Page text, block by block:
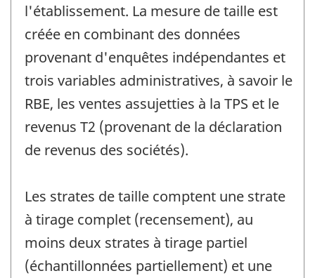
l'établissement. La mesure de taille est
créée en combinant des données
provenant d'enquêtes indépendantes et
trois variables administratives, à savoir le
RBE, les ventes assujetties à la TPS et le
revenus T2 (provenant de la déclaration
de revenus des sociétés).
Les strates de taille comptent une strate
à tirage complet (recensement), au
moins deux strates à tirage partiel
(échantillonnées partiellement) et une